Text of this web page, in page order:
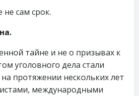
сам срок.
тайне и не о призывах к
уголовного дела стали
протяжении нескольких лет
международными